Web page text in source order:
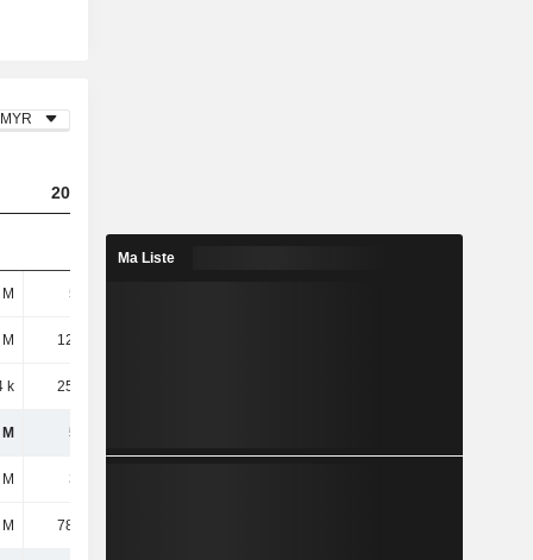
MYR
2023
512 M
12,41 M
k 25,87 M
550 M
381 M
78,35 M
Ma Liste